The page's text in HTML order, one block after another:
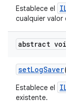
Establece el
cualquier valor
abstract
setLogSaver
Establece el
existente.